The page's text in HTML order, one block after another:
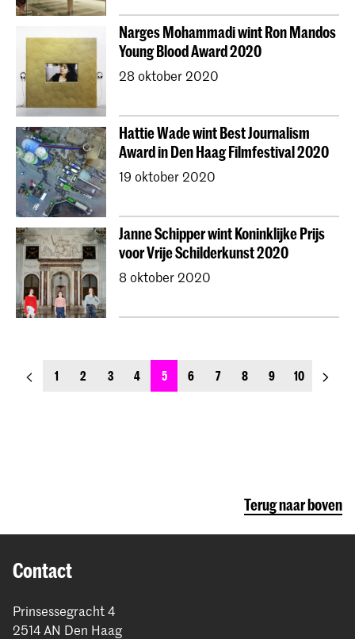
Narges Mohammadi wint Ron Mandos
Young Blood Award 2020
28 oktober 2020
Hattie Wade wint Best Journalism
Award in Den Haag Filmfestival 2020
19 oktober 2020
Janne Schipper wint Koninklijke Prijs
voor Vrije Schilderkunst 2020
8 oktober 2020
previous_page
1 2 3 4 5 6 7 8 9 10
Terug naar boven
Contact
Prinsessegracht 4
2514 AN Den Haag